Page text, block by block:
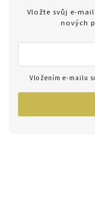
Vložte svůj e-
nových
Vložením e-mailu